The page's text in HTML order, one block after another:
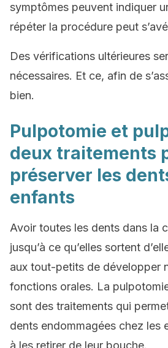
symptômes peuvent indiquer
répéter la procédure peut
Des vérifications ultérieures
nécessaires. Et ce, afin de
bien.
Pulpotomie et
deux traitements
préserver les
enfants
Avoir toutes les dents dans la
jusqu’à ce qu’elles sortent
aux tout-petits de développer
fonctions orales. La
sont des traitements qui
dents endommagées chez les
à les retirer de leur bouche.